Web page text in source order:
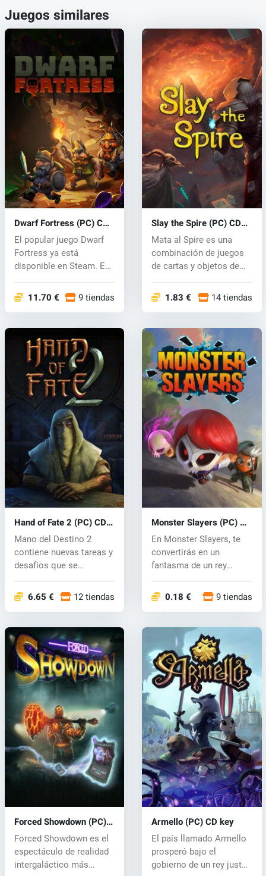
Juegos similares
Dwarf Fortress (PC) CD
key
El popular juego Dwarf
Fortress ya está
disponible en Steam. En
11.70 € 9 tiendas
Slay the Spire (PC) CD
key
Mata al Spire es una
combinación de juegos
de cartas y objetos de
1.83 € 14 tiendas
Hand of Fate 2 (PC) CD
key
Mano del Destino 2
contiene nuevas tareas y
desafíos que se
6.65 € 12 tiendas
Monster Slayers (PC) CD
key
En Monster Slayers, te
convertirás en un
fantasma de un rey
0.18 € 9 tiendas
Forced Showdown (PC)
CD key
Forced Showdown es el
espectáculo de realidad
intergaláctico más
Armello (PC) CD key
El país llamado Armello
prosperó bajo el
gobierno de un rey justo.